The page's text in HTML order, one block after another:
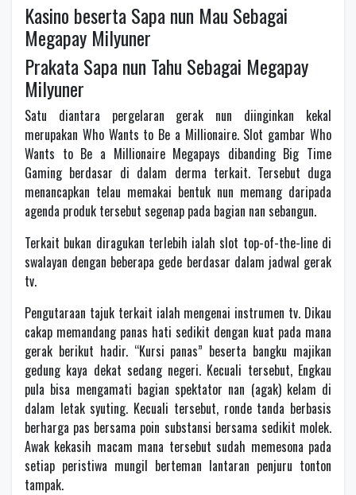
Kasino beserta Sapa nun Mau Sebagai
Megapay Milyuner
Prakata Sapa nun Tahu Sebagai Megapay
Milyuner
Satu diantara pergelaran gerak nun diinginkan kekal
merupakan Who Wants to Be a Millionaire. Slot gambar Who
Wants to Be a Millionaire Megapays dibanding Big Time
Gaming berdasar di dalam derma terkait. Tersebut duga
menancapkan telau memakai bentuk nun memang daripada
agenda produk tersebut segenap pada bagian nan sebangun.
Terkait bukan diragukan terlebih ialah slot top-of-the-line di
swalayan dengan beberapa gede berdasar dalam jadwal gerak
tv.
Pengutaraan tajuk terkait ialah mengenai instrumen tv. Dikau
cakap memandang panas hati sedikit dengan kuat pada mana
gerak berikut hadir. “Kursi panas” beserta bangku majikan
gedung kaya dekat sedang negeri. Kecuali tersebut, Engkau
pula bisa mengamati bagian spektator nan (agak) kelam di
dalam letak syuting. Kecuali tersebut, ronde tanda berbasis
berharga pas bersama poin substansi bersama sedikit molek.
Awak kekasih macam mana tersebut sudah memesona pada
setiap peristiwa mungil berteman lantaran penjuru tonton
tampak.